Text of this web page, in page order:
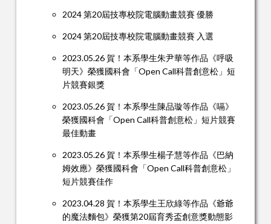
2024 第20屆技專校院電腦動畫競賽 優勝
2024 第20屆技專校院電腦動畫競賽 入選
2023.05.26 賀！本系學生朱尹華等作品《呼吸
明天》榮獲國科會「Open Call科普創意松」短
片競賽銀獎
2023.05.26 賀！本系學生陳品璇等作品《嗝》
榮獲國科會「Open Call科普創意松」短片競賽
最佳動畫
2023.05.26 賀！本系學生楊子慧等作品《巴納
姆效應》榮獲國科會「Open Call科普創意松」
短片競賽佳作
2023.04.28 賀！本系學生王欣綠等作品《爺爺
的魔法麵包》榮獲第20屆育秀盃創意獎動態影